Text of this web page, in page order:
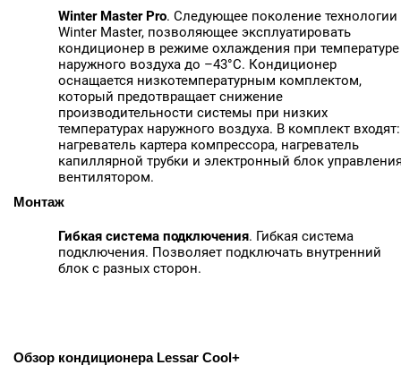
Winter Master Pro. Следующее поколение технологии
Winter Master, позволяющее эксплуатировать
кондиционер в режиме охлаждения при температуре
наружного воздуха до –43°С. Кондиционер
оснащается низкотемпературным комплектом,
который предотвращает снижение
производительности системы при низких
температурах наружного воздуха. В комплект входят:
нагреватель картера компрессора, нагреватель
капиллярной трубки и электронный блок
вентилятором.
Монтаж
Гибкая система подключения. Гибкая система
подключения. Позволяет подключать внутренний
блок с разных сторон.
Обзор кондиционера Lessar Cool+